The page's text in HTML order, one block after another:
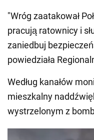
"Wróg zaatakował
pracują ratownicy i
zaniedbuj
powiedziała
Według kanałów
mieszkalny
wystrzelonym z